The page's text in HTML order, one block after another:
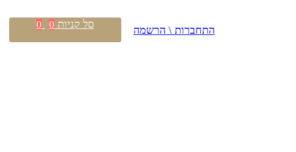
התחברות \ הרשמה סל קניות 0
0